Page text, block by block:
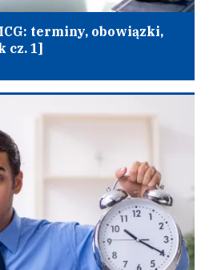
terminy, obowiązki,
cz. 1]